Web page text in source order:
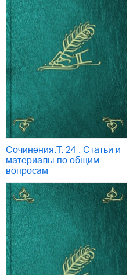
Сочинения.Т. 24 : Статьи и
материалы по общим
вопросам